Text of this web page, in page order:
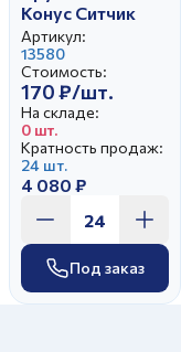
Конус Ситчик
Артикул:
13580
Стоимость:
170 ₽/шт.
На складе:
0 шт.
Кратность продаж:
24 шт.
4 080 ₽
Под заказ